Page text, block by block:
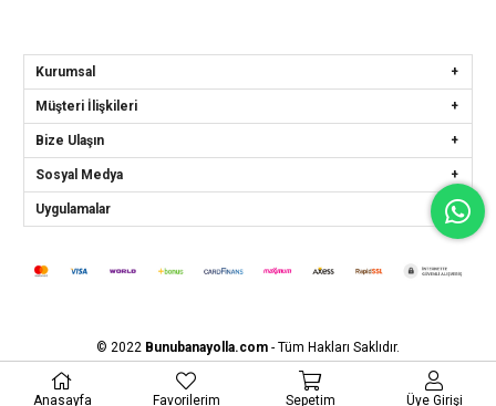
Kurumsal
Müşteri İlişkileri
Bize Ulaşın
Sosyal Medya
Uygulamalar
© 2022 Bunubanayolla.com- Tüm Hakları Saklıdır.
Anasayfa Favorilerim Sepetim Üye Girişi